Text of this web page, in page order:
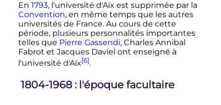
En 1793, l'université d'Aix est supprimée par la
Convention, en même temps que les autres
universités de France. Au cours de cette
période, plusieurs personnalités importantes
telles que Pierre Gassendi, Charles Annibal
Fabrot et Jacques Daviel ont enseigné à
l'université d'Aix[6].
1804-1968 : l'époque facultaire